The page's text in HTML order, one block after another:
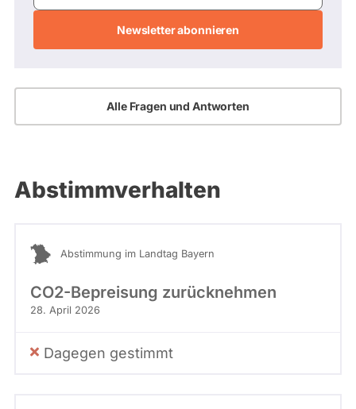
Alle Fragen und Antworten
Abstimmverhalten
Abstimmung im Landtag Bayern
CO2-Bepreisung zurücknehmen
28. April 2026
Dagegen gestimmt